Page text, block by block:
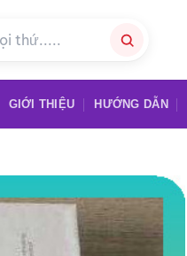
GIỚI THIỆU HƯỚNG DẪN